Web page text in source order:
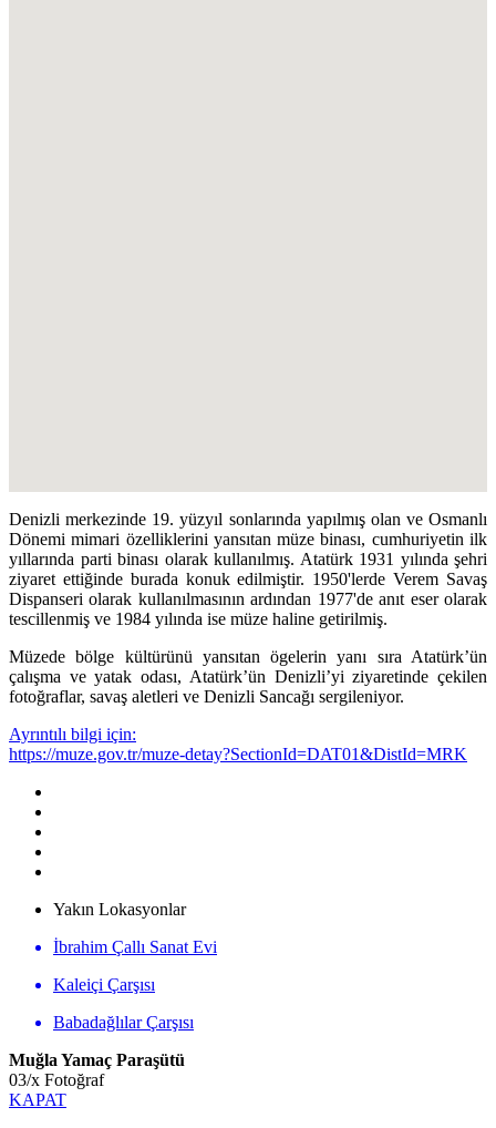
Denizli merkezinde 19. yüzyıl sonlarında yapılmış olan ve Osmanlı
Dönemi mimari özelliklerini yansıtan müze binası, cumhuriyetin ilk
yıllarında parti binası olarak kullanılmış. Atatürk 1931 yılında şehri
ziyaret ettiğinde burada konuk edilmiştir. 1950'lerde Verem Savaş
Dispanseri olarak kullanılmasının ardından 1977'de anıt eser olarak
tescillenmiş ve 1984 yılında ise müze haline getirilmiş.
Müzede bölge kültürünü yansıtan ögelerin yanı sıra Atatürk’ün
çalışma ve yatak odası, Atatürk’ün Denizli’yi ziyaretinde çekilen
fotoğraflar, savaş aletleri ve Denizli Sancağı sergileniyor.
Ayrıntılı bilgi için:
https://muze.gov.tr/muze-detay?SectionId=DAT01&DistId=MRK
Yakın Lokasyonlar
İbrahim Çallı Sanat Evi
Kaleiçi Çarşısı
Babadağlılar Çarşısı
Muğla Yamaç Paraşütü
03/x Fotoğraf
KAPAT